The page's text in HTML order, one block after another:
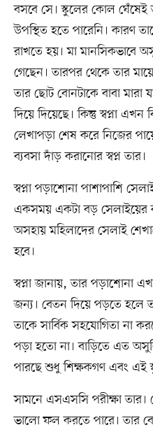
বসবে সে। স্কুলের কোল ঘেঁষেই
উপস্থিত হতে পারেনি। কারণ
রাখতে হয়। মা মানসিকভাবে
গেছেন। তারপর থেকে তার
তার ছোট বোনটাকে বাবা মারা
দিয়ে দিয়েছে। কিন্তু স্বপ্না
লেখাপড়া শেষ করে নিজের
ব্যবসা দাঁড় করানোর স্বপ্ন তার।
স্বপ্না পড়াশোনা পাশাপাশি
একসময় একটা বড় সেলাইয়ের
অসহায় মহিলাদের সেলাই
হবে।
স্বপ্না জানায়, তার পড়াশোনা
জন্য। বেতন দিয়ে পড়তে হলে
তাকে সার্বিক সহযোগিতা না
পড়া হতো না। বাড়িতে এত
পারছে শুধু শিক্ষকগণ এবং এই
সামনে এসএসসি পরীক্ষা
ভালো ফল করতে পারে। তার